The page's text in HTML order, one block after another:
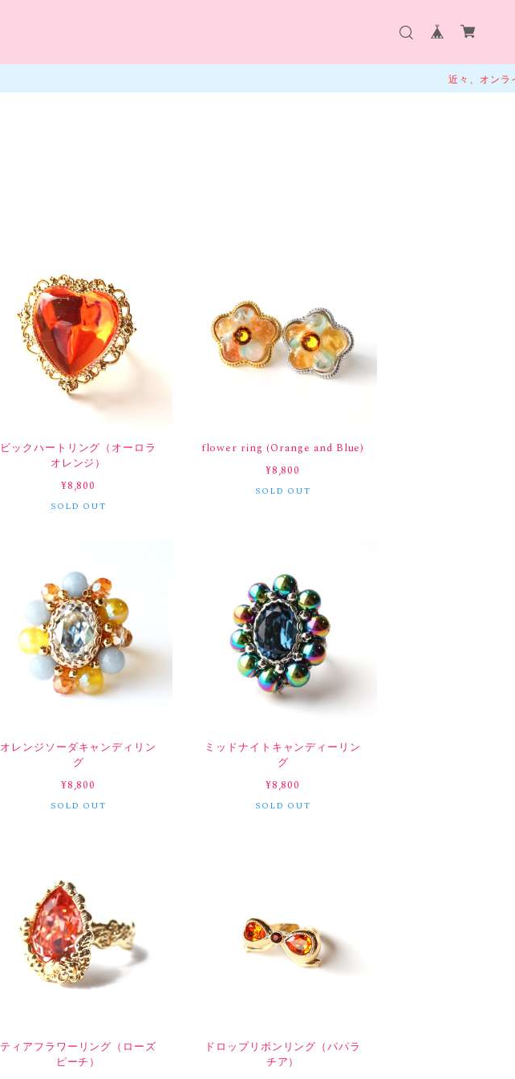
近々、オンライン
ビックハートリング（オーロラ
オレンジ）
¥8,800
SOLD OUT
flower ring (Orange and Blue)
¥8,800
SOLD OUT
オレンジソーダキャンディリン
グ
¥8,800
SOLD OUT
ミッドナイトキャンディーリン
グ
¥8,800
SOLD OUT
ティアフラワーリング（ローズ
ピーチ）
ドロップリボンリング（パパラ
チア）